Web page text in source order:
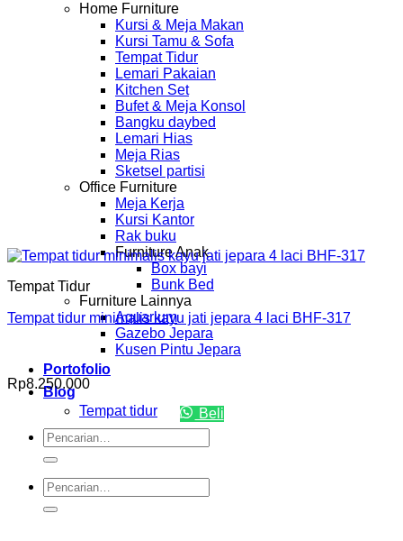
Home Furniture
Kursi & Meja Makan
Kursi Tamu & Sofa
Tempat Tidur
Lemari Pakaian
Kitchen Set
Bufet & Meja Konsol
Bangku daybed
Lemari Hias
Meja Rias
Sketsel partisi
Office Furniture
Meja Kerja
Kursi Kantor
Rak buku
Furniture Anak
Box bayi
Bunk Bed
Furniture Lainnya
Aquarium
Gazebo Jepara
Kusen Pintu Jepara
Portofolio
Blog
Tempat tidur
Pencarian
untuk:
Pencarian
untuk:
Tempat Tidur
Tempat tidur minimalis kayu jati jepara 4 laci BHF-317
Rp8.250.000
Beli